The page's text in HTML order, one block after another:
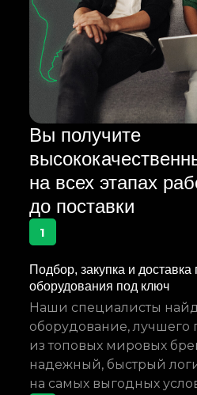
Вы получите
на всех этапах
до поставки
1
Подбор, закупка и
оборудования под ключ
Наши специалисты
оборудование, лучшего
из топовых мировых
надежный, быстрый
на самых выгодных